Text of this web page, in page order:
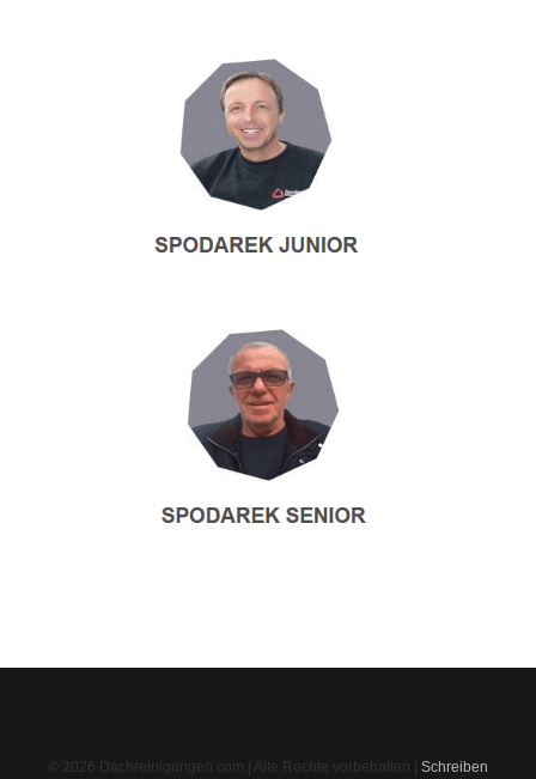
© 2026 Dachreinigungen.com | Alle Rechte vorbehalten | Schreiben